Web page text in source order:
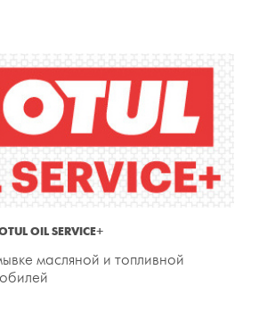
OIL SERVICE+
масляной и топливной